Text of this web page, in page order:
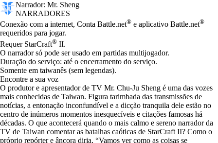
Narrador: Mr. Sheng
NARRADORES
Preço
Available actions
Conexão com a internet, Conta Battle.net® e aplicativo Battle.net®
requeridos para jogar.
Requer StarCraft® II.
O narrador só pode ser usado em partidas multijogador.
Duração do serviço: até o encerramento do serviço.
Somente em taiwanês (sem legendas).
Encontre a sua voz
O produtor e apresentador de TV Mr. Chu-Ju Sheng é uma das vozes
mais conhecidas de Taiwan. Figura tarimbada das transmissões de
notícias, a entonação inconfundível e a dicção tranquila dele estão no
centro de inúmeros momentos inesquecíveis e citações famosas há
décadas. O que acontecerá quando o mais calmo e sereno narrador da
TV de Taiwan comentar as batalhas caóticas de StarCraft II? Como o
próprio repórter e âncora diria, “Vamos ver como as coisas se